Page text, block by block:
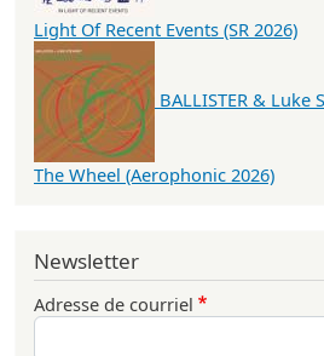
Light Of Recent Events (SR 2026)
BALLISTER & Luke
The Wheel (Aerophonic 2026)
Newsletter
Adresse de courriel